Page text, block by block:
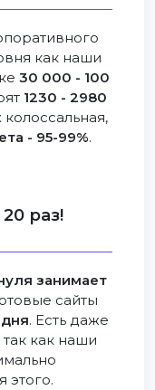
как наши
30 000 - 100
1230 - 2980
- 95-99%.
раз!
занимает
сайты
. Есть даже
так как наши
этого.